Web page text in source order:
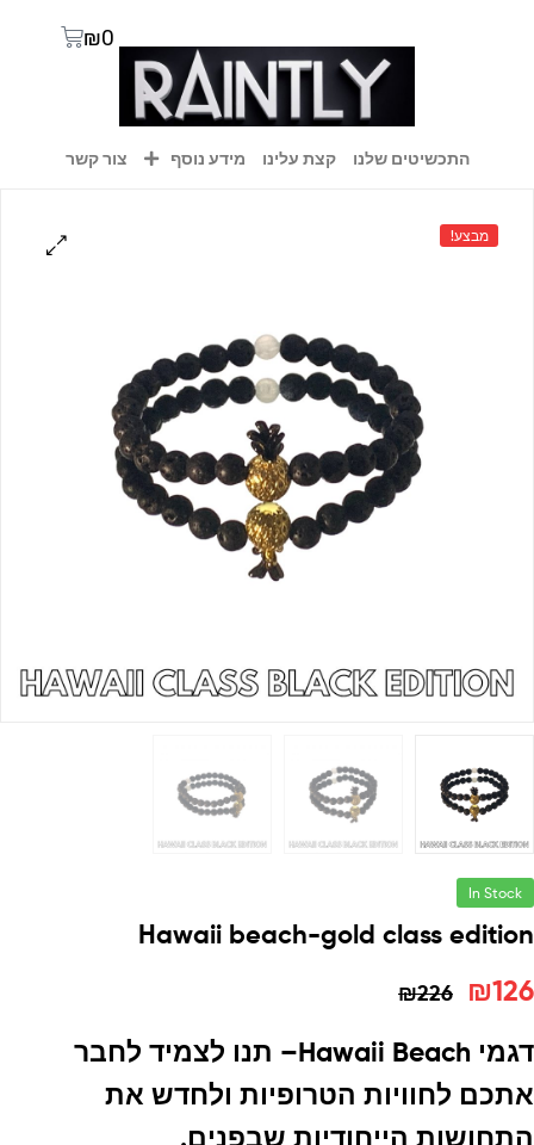
₪0
התכשיטים שלנו קצת עלינו מידע נוסף צור קשר
מבצע!
In Stock
Hawaii beach-gold class edition
₪226 ₪126
דגמי Hawaii Beach
– תנו לצמיד לחבר
אתכם לחוויות הטרופיות ולחדש את
התחושות הייחודיות שבפנים.